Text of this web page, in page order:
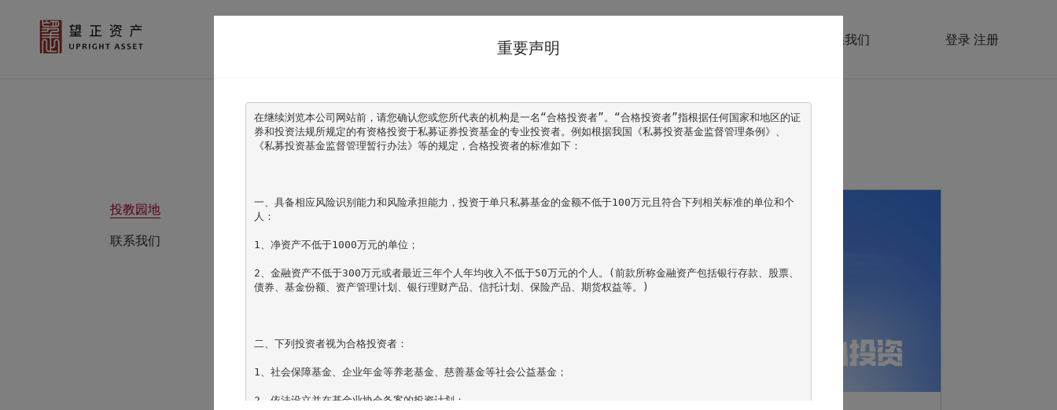
首页 联系我们 登录 注册
投教园地
联系我们
重要声明
在继续浏览本公司网站前，请您确认您或您所代表的机构是一名“合格投资者”。“合格投资者”指根据任何国家和地区的证
券和投资法规所规定的有资格投资于私募证券投资基金的专业投资者。例如根据我国《私募投资基金监督管理条例》、
《私募投资基金监督管理暂行办法》等的规定，合格投资者的标准如下：
一、具备相应风险识别能力和风险承担能力，投资于单只私募基金的金额不低于100万元且符合下列相关标准的单位和个
人：
1、净资产不低于1000万元的单位；
2、金融资产不低于300万元或者最近三年个人年均收入不低于50万元的个人。(前款所称金融资产包括银行存款、股票、
债券、基金份额、资产管理计划、银行理财产品、信托计划、保险产品、期货权益等。)
二、下列投资者视为合格投资者：
1、社会保障基金、企业年金等养老基金、慈善基金等社会公益基金；
2、依法设立并在基金业协会备案的投资计划；